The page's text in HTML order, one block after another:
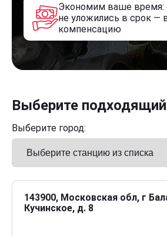
Экономим ваше время:
не уложились в срок —
компенсацию
Выберите
Выберите город:
143900, Московская обл, г
Кучинское, д. 8